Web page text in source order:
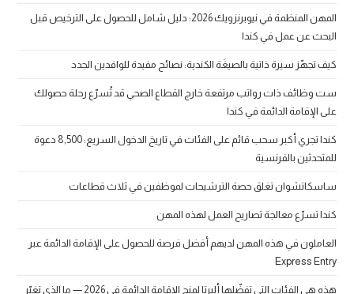
المهن المنظمة في نيوبرنزويك 2026: دليل شامل للحصول على الترخيص قبل
البحث عن عمل في كندا
كيف تجهّز سيرة ذاتية بالصيغَة الكندية: نصائح مفيدة للوافدين الجدد
ست وظائف ذات رواتب مرتفعة خارج القطاع الصحي قد تُسرّع رحلة حصولك
على الإقامة الدائمة في كندا
كندا تجري أكبر سحب قائم على الفئات في تاريخ الدخول السريع: 8,500 دعوة
للمتحدثين بالفرنسية
ساسكاتشوان تغلق حصة الترشيحات لموظفين في ثلاث قطاعات
كندا تسرّع معالجة تصاريح العمل لهذه المهن
العاملون في هذه المهن لديهم أفضل فرصة للحصول على الإقامة الدائمة عبر
Express Entry
هذه هي الفئات التي تفضّلها ألبرتا لمنح الإقامة الدائمة في 2026 — ما الذي تغيّر